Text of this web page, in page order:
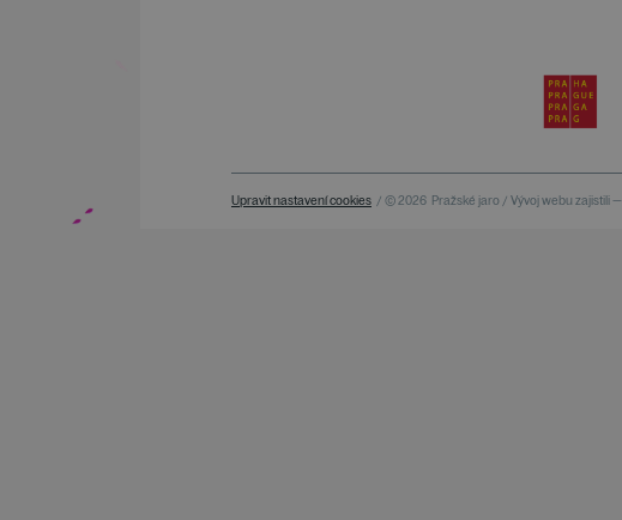
Upravit nastavení cookies / © 2026 Pražské jaro / Vývoj webu zajistili —